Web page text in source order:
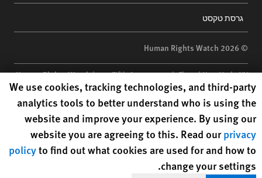
menu
גרסת טקסט
© 2026 Human Rights Watch
Human Rights Watch| 350 Fifth Avenue, 34th Floor | New York,NY
10118-3299USA| t1.212.290.4700
Human Rights Watch is a 501(C)(3) nonprofit registered in the US
under EIN: 13-2875808
Human Rights Watch cookie preferences
We use cookies, tracking technologies, and third-party
analytics tools to better understand who is using the
website and improve your experience. By using our
website you are agreeing to this. Read ourprivacy
policyto find out what cookies are used for and how to
change your settings.